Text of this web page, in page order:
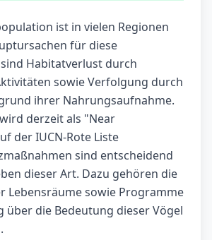
ist in vielen Regionen
für diese
Habitatverlust durch
sowie Verfolgung durch
ihrer Nahrungsaufnahme.
derzeit als "Near
der IUCN-Rote Liste
sind entscheidend
dieser Art. Dazu gehören die
Lebensräume sowie Programme
über die Bedeutung dieser Vögel